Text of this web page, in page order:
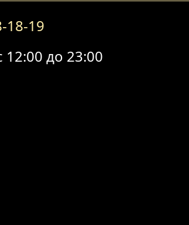
18-19
до 23:00